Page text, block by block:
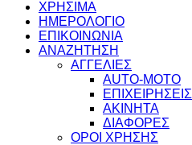
ΧΡΗΣΙΜΑ
ΗΜΕΡΟΛΟΓΙΟ
ΕΠΙΚΟΙΝΩΝΙΑ
ΑΝΑΖΗΤΗΣΗ
ΑΓΓΕΛΙΕΣ
AUTO-MOTO
ΕΠΙΧΕΙΡΗΣΕΙΣ
ΑΚΙΝΗΤΑ
ΔΙΑΦΟΡΕΣ
ΟΡΟΙ ΧΡΗΣΗΣ